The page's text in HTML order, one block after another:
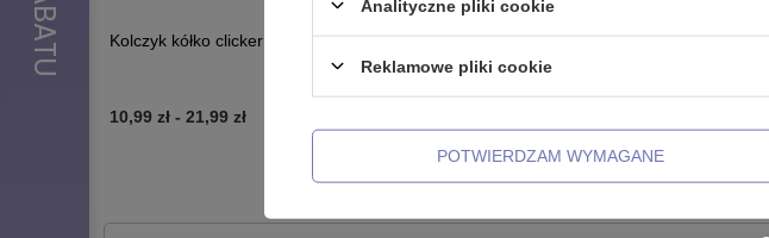
Kolczyk kółko clicker - srebrny - K-018
10,99 zł - 21,99 zł
011
Analityczne pliki cookie
Reklamowe pliki cookie
POTWIERDZAM WYMAGANE